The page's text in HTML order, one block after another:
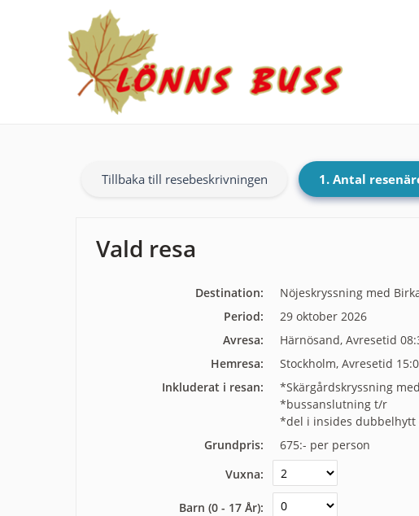
Tillbaka till resebeskrivningen 1. Antal
Vald resa
Destination:
Nöjeskryssning med
Period:
29 oktober 2026
Avresa:
Härnösand, Avresetid
Hemresa:
Stockholm, Avresetid
Inkluderat i resan:
*Skärgårdskryssning
*bussanslutning t/r
*del i insides dubbelhytt
Grundpris:
675:- per person
Vuxna:
Barn (0 - 17 År):